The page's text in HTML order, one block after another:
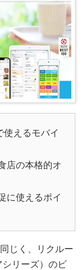
使えるモバイ
店の本格的オ
に使えるポイ
じく、リクルー
シリーズ）のビ